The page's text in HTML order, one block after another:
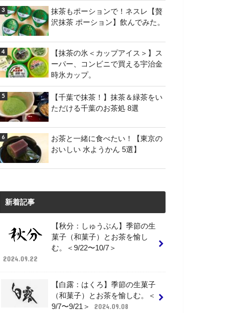
抹茶もポーションで！ネスレ【贅
沢抹茶 ポーション】飲んでみた。
【抹茶の氷＜カップアイス＞】ス
ーパー、コンビニで買える宇治金
時氷カップ。
【千葉で抹茶！】抹茶＆緑茶をい
ただける千葉のお茶処 8選
お茶と一緒に食べたい！【東京の
おいしい 水ようかん 5選】
新着記事
【秋分：しゅうぶん】季節の生
菓子（和菓子）とお茶を愉し
む。＜9/22〜10/7＞
2024.09.22
【白露：はくろ】季節の生菓子
（和菓子）とお茶を愉しむ。＜
9/7〜9/21＞
2024.09.08